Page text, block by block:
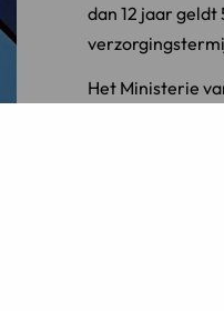
dan 12 jaar
Het Ministerie